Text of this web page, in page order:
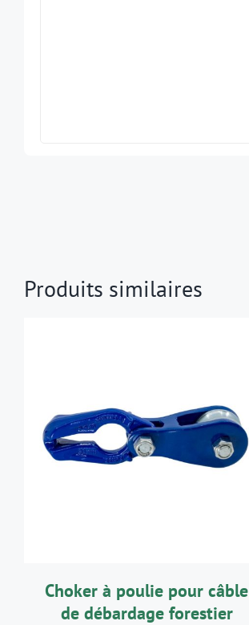
Produits similaires
AJOUTER AU PANIER
/
DÉTAILS
Choker à poulie pour câble
de débardage forestier